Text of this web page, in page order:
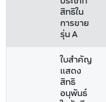
สิทธิใน
การขาย
รุ่น A
ใบสำคัญ
แสดง
สิทธิ
อนุพันธ์